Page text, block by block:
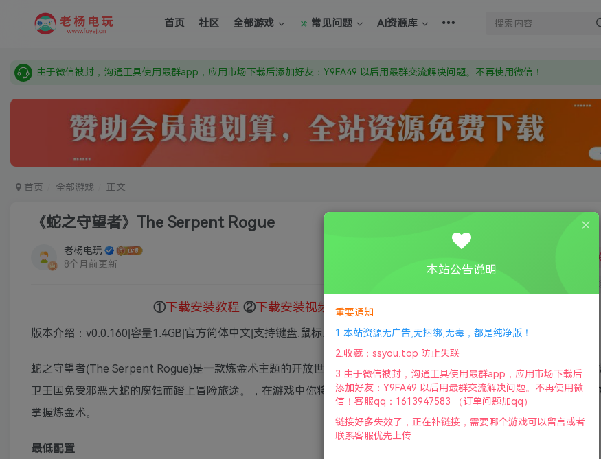
首页 社区 全部游戏 常见问题 AI资源库
本站资源来自网络搜集，如有侵权，请联系删除：fuyej@qq.com 附上证书和内容链接
需要什么游戏请联系客服，若链接失效请联系客服，百度网盘边上的激活码也是解压密码
首页 全部游戏 正文
《蛇之守望者》The Serpent Rogue
老杨电玩
8个月前更新
①下载安装教程 ②下载安装视频教程 ③
版本介绍：v0.0.160|容量1.4GB|官方简体中文|支持键盘.鼠标.手柄|2022年4月28号更新
蛇之守望者(The Serpent Rogue)是一款炼金术主题的开放世界动作冒险游戏，背景设定在中世纪幻想世界，玩家扮
卫王国免受邪恶大蛇的腐蚀而踏上冒险旅途。，在游戏中你将完成一系列任务以获取制作药剂需要的资源，策略选择
掌握炼金术。
最低配置
本站公告说明
重要通知
1.本站资源无广告,无捆绑,无毒，都是纯净版！
2.收藏：ssyou.top 防止失联
3.由于微信被封，沟通工具使用最群app，应用市场下载后
添加好友：Y9FA49 以后用最群交流解决问题。不再使用微
信！客服qq：1613947583 （订单问题加qq）
链接好多失效了，正在补链接，需要哪个游戏可以留言或者
联系客服优先上传